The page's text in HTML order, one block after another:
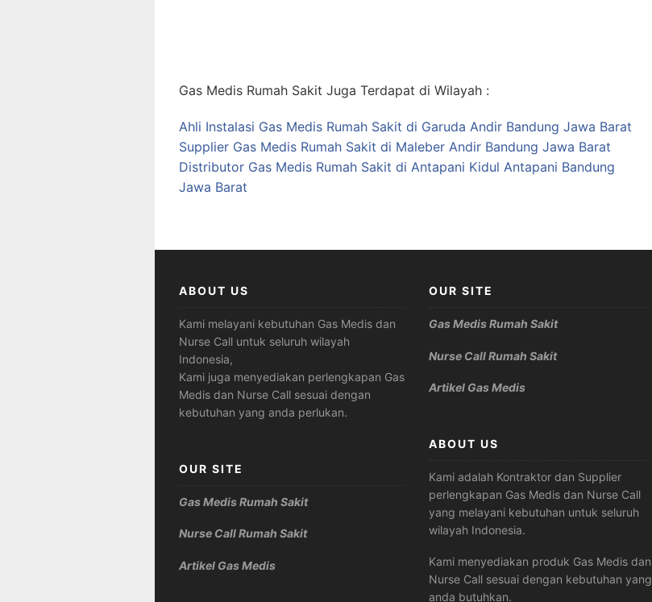
Gas Medis Rumah Sakit Juga Terdapat di Wilayah :
Ahli Instalasi Gas Medis Rumah Sakit di Garuda Andir Bandung Jawa Barat
Supplier Gas Medis Rumah Sakit di Maleber Andir Bandung Jawa Barat
Distributor Gas Medis Rumah Sakit di Antapani Kidul Antapani Bandung
Jawa Barat
ABOUT US
Kami melayani kebutuhan Gas Medis dan
Nurse Call untuk seluruh wilayah
Indonesia,
Kami juga menyediakan perlengkapan Gas
Medis dan Nurse Call sesuai dengan
kebutuhan yang anda perlukan.
OUR SITE
Gas Medis Rumah Sakit
Nurse Call Rumah Sakit
Artikel Gas Medis
OUR SITE
Gas Medis Rumah Sakit
Nurse Call Rumah Sakit
Artikel Gas Medis
ABOUT US
Kami adalah Kontraktor dan Supplier
perlengkapan Gas Medis dan Nurse Call
yang melayani kebutuhan untuk seluruh
wilayah Indonesia.
Kami menyediakan produk Gas Medis dan
Nurse Call sesuai dengan kebutuhan yang
anda butuhkan.